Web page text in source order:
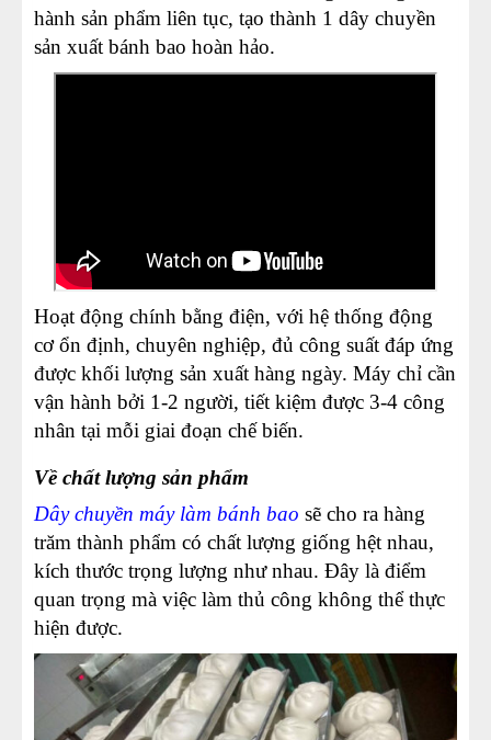
hành sản phẩm liên tục, tạo thành 1 dây chuyền
sản xuất bánh bao hoàn hảo.
Hoạt động chính bằng điện, với hệ thống động
cơ ổn định, chuyên nghiệp, đủ công suất đáp ứng
được khối lượng sản xuất hàng ngày. Máy chỉ cần
vận hành bởi 1-2 người, tiết kiệm được 3-4 công
nhân tại mỗi giai đoạn chế biến.
Về chất lượng sản phẩm
Dây chuyền máy làm bánh bao sẽ cho ra hàng
trăm thành phẩm có chất lượng giống hệt nhau,
kích thước trọng lượng như nhau. Đây là điểm
quan trọng mà việc làm thủ công không thể thực
hiện được.